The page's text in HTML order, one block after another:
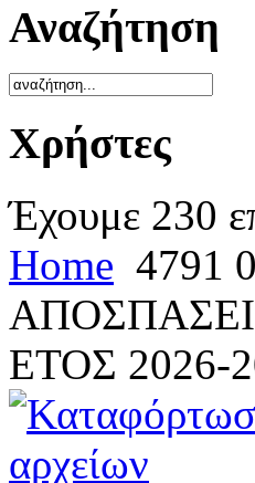
Αναζήτηση
Χρήστες
Έχουμε 230
Home 4791
ΕΤΟΣ 2026-